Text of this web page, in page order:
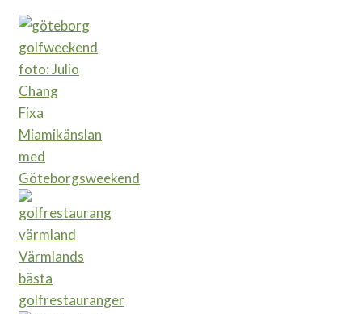
Fixa
Miamikänslan
med
Göteborgsweekend
Värmlands
bästa
golfrestauranger